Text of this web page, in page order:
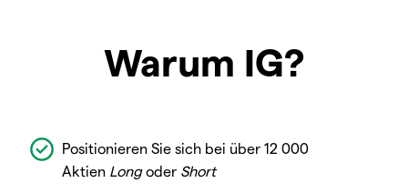
Warum IG?
Positionieren Sie sich bei über 12 000
Aktien Longoder Short